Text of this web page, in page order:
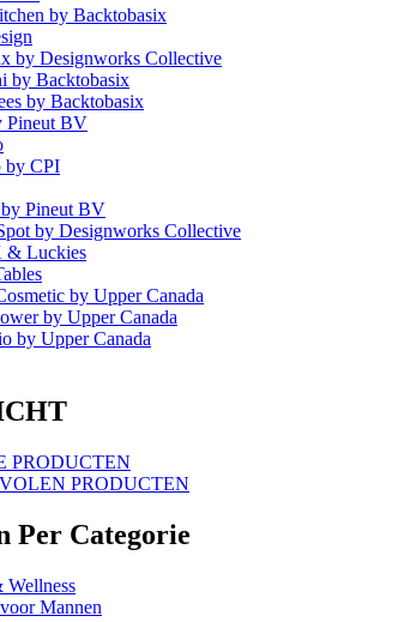
by Backtobasix
by Designworks Collective
by Backtobasix
by Backtobasix
Pineut BV
by CPI
by Pineut BV
by Designworks Collective
& Luckies
by Upper Canada
by Upper Canada
by Upper Canada
PRODUCTEN
PRODUCTEN
Per Categorie
Wellness
Mannen